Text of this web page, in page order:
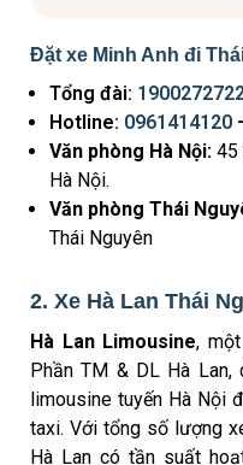
Đặt xe Minh Anh đi
Tổng đài:
Hotline: 0961414120
Văn phòng Hà Nội: 45
Hà Nội.
Văn phòng Thái
Thái Nguyên
2. Xe Hà Lan Thái
Hà Lan Limousine,
Phần TM & DL Hà
limousine tuyến Hà Nội
taxi. Với tổng số lượng
Hà Lan có tần suất